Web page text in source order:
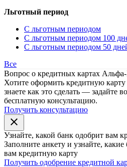
Льготный период
С льготным периодом
С льготным периодом 100
С льготным периодом 50
Все
Вопрос о кредитных картах
Хотите оформить кредитную
знаете как это сделать — задайте
бесплатную консультацию.
Получить консультацию
close
Узнайте, какой банк одобрит вам
Заполните анкету и узнайте,
вам кредитную карту
Получить одобрение кредитной